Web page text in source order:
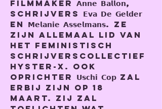
filmmaker 𝗔𝗻𝗻𝗲 𝗕𝗮𝗹𝗹𝗼𝗻,
schrijvers 𝗘𝘃𝗮 𝗗𝗲 𝗚𝗲𝗹𝗱𝗲𝗿
en 𝗠𝗲𝗹𝗮𝗻𝗶𝗲 𝗔𝘀𝘀𝗲𝗹𝗺𝗮𝗻𝘀. Ze
zijn allemaal lid van
het feministisch
schrijverscollectief
Hyster-x. Ook
oprichter 𝗨𝘀𝗰𝗵𝗶 𝗖𝗼𝗽 zal
erbij zijn op 18
maart. Zij zal